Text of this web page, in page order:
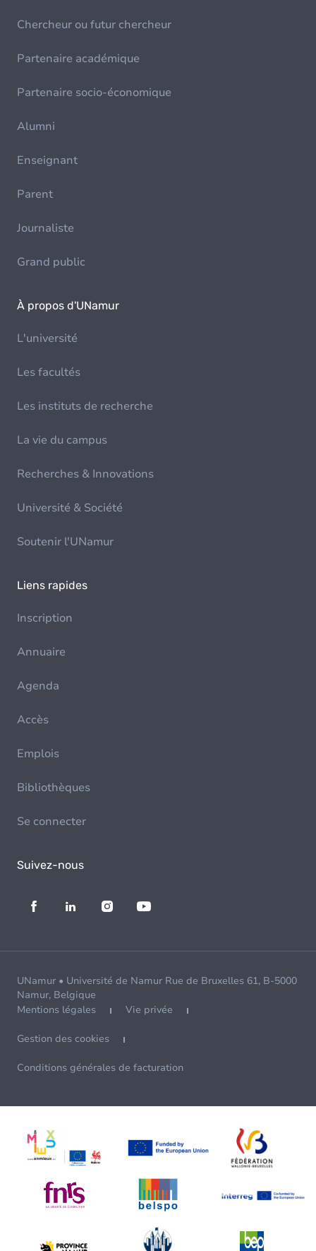
Chercheur ou futur chercheur
Partenaire académique
Partenaire socio-économique
Alumni
Enseignant
Parent
Journaliste
Grand public
À propos d'UNamur
L'université
Les facultés
Les instituts de recherche
La vie du campus
Recherches & Innovations
Université & Société
Soutenir l'UNamur
Liens rapides
Inscription
Annuaire
Agenda
Accès
Emplois
Bibliothèques
Se connecter
Suivez-nous
UNamur • Université de Namur Rue de Bruxelles 61, B-5000
Namur, Belgique
Mentions légales
Vie privée
Gestion des cookies
Conditions générales de facturation